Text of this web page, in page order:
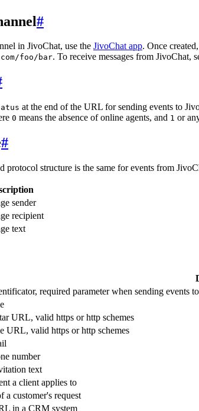
#
in JivoChat, use the JivoChat app. Once
foo/bar. To receive messages from JivoChat,
at the end of the URL for sending events to
0 means the absence of online agents, and 1 or
#
protocol structure is the same for events from
sender
recipient
text
required parameter when sending events
URL, valid https or http schemes
URL, valid https or http schemes
number
text
a client applies to
a customer's request
in a CRM system